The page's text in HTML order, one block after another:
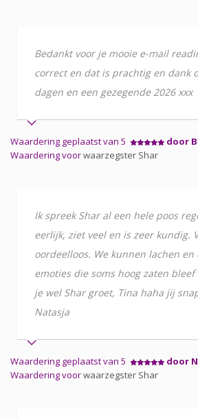
Bedankt voor je mooie e-mail
correct en dat is prachtig en dank
dagen en een gezegende 2026 xxx
Waardering geplaatst van 5
door
Waardering voorwaarzegster Shar
Ik spreek Shar al een hele poos
eerlijk, ziet veel en is zeer kundig.
oordeelloos. We kunnen lachen
emoties die soms hoog zaten bleef
je wel Shar groet, Tina haha jij
Natasja
Waardering geplaatst van 5
door
Waardering voorwaarzegster Shar